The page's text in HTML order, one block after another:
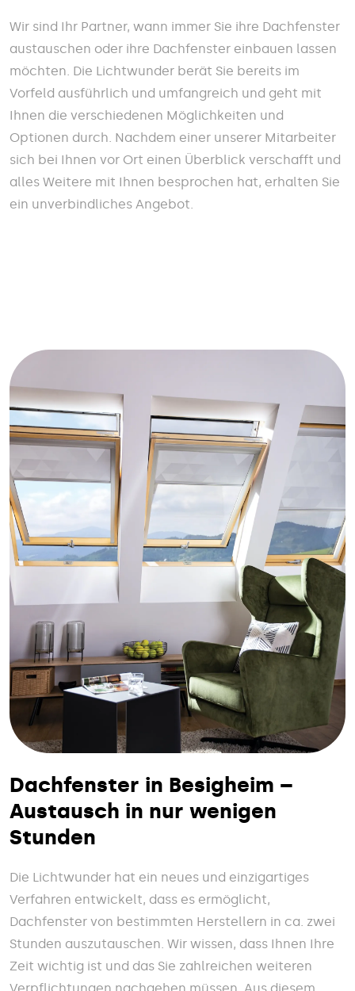
Wir sind Ihr Partner, wann immer Sie ihre Dachfenster
austauschen oder ihre Dachfenster einbauen lassen
möchten. Die Lichtwunder berät Sie bereits im
Vorfeld ausführlich und umfangreich und geht mit
Ihnen die verschiedenen Möglichkeiten und
Optionen durch. Nachdem einer unserer Mitarbeiter
sich bei Ihnen vor Ort einen Überblick verschafft und
alles Weitere mit Ihnen besprochen hat, erhalten Sie
ein unverbindliches Angebot.
Dachfenster in Besigheim –
Austausch in nur wenigen
Stunden
Die Lichtwunder hat ein neues und einzigartiges
Verfahren entwickelt, dass es ermöglicht,
Dachfenster von bestimmten Herstellern in ca. zwei
Stunden auszutauschen. Wir wissen, dass Ihnen Ihre
Zeit wichtig ist und das Sie zahlreichen weiteren
Verpflichtungen nachgehen müssen. Aus diesem